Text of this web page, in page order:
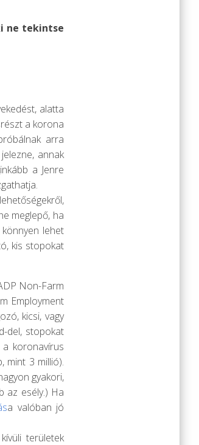
ne tekintse
alatta
a korona
arra
annak
a Jenre
meglepő, ha
lehet
kis stopokat
Non-Farm
Employment
kicsi, vagy
del, stopokat
koronavírus
mint 3 millió).
gyakori,
az esély.) Ha
a valóban jó
területek